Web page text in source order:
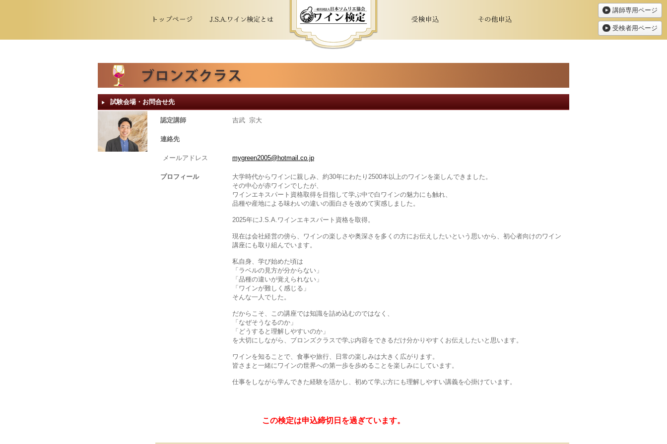
講師専用ページ
受検者用ページ
▶︎ 試験会場・お問合せ先
認定講師 吉武 宗大
連絡先
メールアドレス mygreen2005@hotmail.co.jp
プロフィール
大学時代からワインに親しみ、約30年にわたり2500本以上のワインを楽しんできました。
その中心が赤ワインでしたが、
ワインエキスパート資格取得を目指して学ぶ中で白ワインの魅力にも触れ、
品種や産地による味わいの違いの面白さを改めて実感しました。
2025年にJ.S.A.ワインエキスパート資格を取得。
現在は会社経営の傍ら、ワインの楽しさや奥深さを多くの方にお伝えしたいという思いから、初心者向けのワイン
講座にも取り組んでいます。
私自身、学び始めた頃は
「ラベルの見方が分からない」
「品種の違いが覚えられない」
「ワインが難しく感じる」
そんな一人でした。
だからこそ、この講座では知識を詰め込むのではなく、
「なぜそうなるのか」
「どうすると理解しやすいのか」
を大切にしながら、ブロンズクラスで学ぶ内容をできるだけ分かりやすくお伝えしたいと思います。
ワインを知ることで、食事や旅行、日常の楽しみは大きく広がります。
皆さまと一緒にワインの世界への第一歩を歩めることを楽しみにしています。
仕事をしながら学んできた経験を活かし、初めて学ぶ方にも理解しやすい講義を心掛けています。
この検定は申込締切日を過ぎています。